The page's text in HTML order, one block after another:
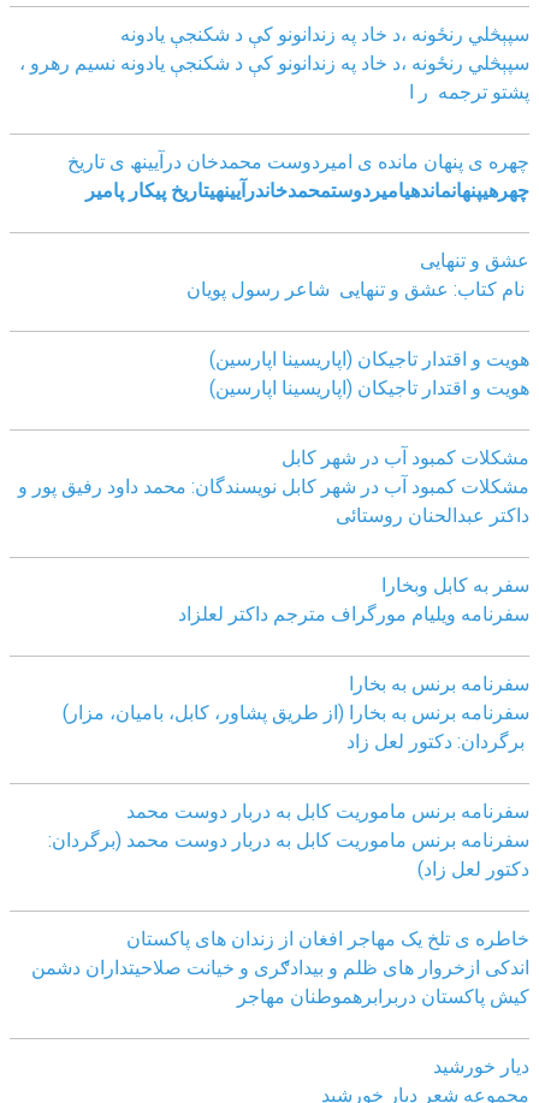
سپېڅلي رنځونه ،د خاد په زندانونو کې د شکنجې یادونه
سپېڅلي رنځونه ،د خاد په زندانونو کې د شکنجې یادونه نسیم رهرو ،
پشتو ترجمه ر ا
چھره ی پنھان مانده ی امیردوست محمدخان درآیینھ ی تاریخ
چھرهیپنھانماندهیامیردوستمحمدخاندرآیینھیتاریخ پیکار پامیر
عشق و تنهایی
نام کتاب: عشق و تنهایی شاعر رسول پویان
هویت و اقتدار تاجیکان (اپاریسینا اپارسین)
هویت و اقتدار تاجیکان (اپاریسینا اپارسین)
مشکلات کمبود آب در شهر کابل
مشکلات کمبود آب در شهر کابل نویسندگان: محمد داود رفیق پور و
داکتر عبدالحنان روستائی
سفر به کابل وبخارا
سفرنامه ویلیام مورگراف مترجم داکتر لعلزاد
سفرنامه برنس به بخارا
سفرنامه برنس به بخارا (از طریق پشاور، کابل، بامیان، مزار)
برگردان: دکتور لعل زاد
سفرنامه برنس ماموریت کابل به دربار دوست محمد
سفرنامه برنس ماموریت کابل به دربار دوست محمد (برگردان:
دکتور لعل زاد)
خاطره ی تلخ یک مھاجر افغان از زندان ھای پاکستان
اندکی ازخروار ھای ظلم و بیدادګری و خیانت صلاحیتداران دشمن
کیش پاکستان دربرابرھموطنان مھاجر
دیار خورشید
مجموعه شعر دیار خورشید